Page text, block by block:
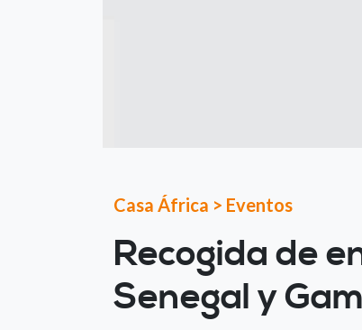
Casa África > Eventos
Recogida de
Senegal y